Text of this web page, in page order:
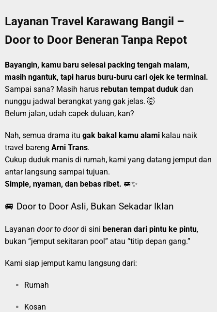
Layanan Travel Karawang Bangil –
Door to Door Beneran Tanpa Repot
Bayangin, kamu baru selesai packing tengah malam,
masih ngantuk, tapi harus buru-buru cari ojek ke terminal.
Sampai sana? Masih harus rebutan tempat duduk dan
nunggu jadwal berangkat yang gak jelas. 🤯
Belum jalan, udah capek duluan, kan?
Nah, semua drama itu gak bakal kamu alami kalau naik
travel bareng Arni Trans.
Cukup duduk manis di rumah, kami yang datang jemput dan
antar langsung sampai tujuan.
Simple, nyaman, dan bebas ribet. 🚐✨
🚐 Door to Door Asli, Bukan Sekadar Iklan
Layanan door to doordi sini beneran dari pintu ke pintu,
bukan “jemput sekitaran pool” atau “titip depan gang.”
Kami siap jemput kamu langsung dari:
Rumah
Kosan